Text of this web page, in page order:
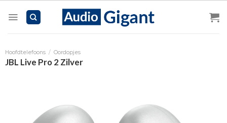
Hoofdtelefoons / Oordopjes
JBL Live Pro 2 Zilver